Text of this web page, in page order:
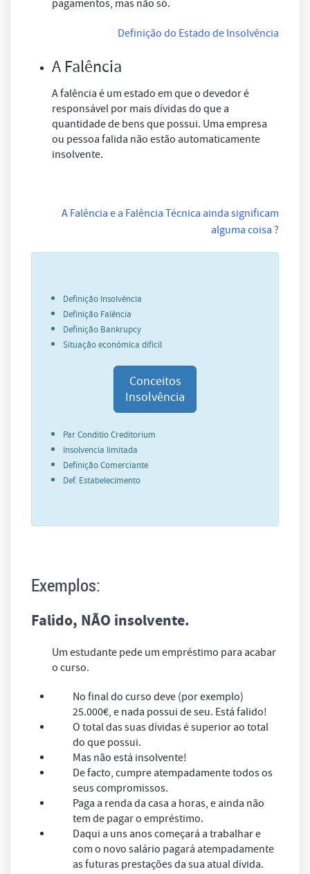
pagamentos, mas não só.
Definição do Estado de Insolvência
A Falência
A falência é um estado em que o devedor é
responsável por mais dívidas do que a
quantidade de bens que possui. Uma empresa
ou pessoa falida não estão automaticamente
insolvente.
A Falência e a Falência Técnica ainda significam
alguma coisa ?
Definição Insolvência
Definição Falência
Definição Bankrupcy
Situação económica difícil
Conceitos
Insolvência
Par Conditio Creditorium
Insolvencia limitada
Definição Comerciante
Def. Estabelecimento
Exemplos:
Falido, NÃO insolvente.
Um estudante pede um empréstimo para acabar
o curso.
No final do curso deve (por exemplo)
25.000€, e nada possui de seu. Está falido!
O total das suas dívidas é superior ao total
do que possui.
Mas não está insolvente!
De facto, cumpre atempadamente todos os
seus compromissos.
Paga a renda da casa a horas, e ainda não
tem de pagar o empréstimo.
Daqui a uns anos começará a trabalhar e
com o novo salário pagará atempadamente
as futuras prestações da sua atual dívida.